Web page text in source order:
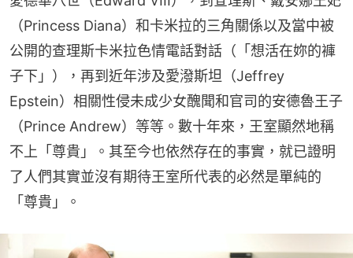
（Princess Diana）和卡米拉的三角關係以及當中被
公開的查理斯卡米拉色情電話對話（「想活在妳的褲
子下」），再到近年涉及愛潑斯坦（Jeffrey
Epstein）相關性侵未成少女醜聞和官司的安德魯王子
（Prince Andrew）等等。數十年來，王室顯然地稱
不上「尊貴」。其至今也依然存在的事實，就已證明
了人們其實並沒有期待王室所代表的必然是單純的
「尊貴」。